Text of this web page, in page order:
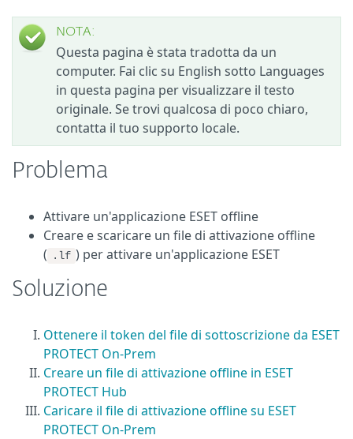
NOTA:
Questa pagina è stata tradotta da un
computer. Fai clic su English sotto Languages
in questa pagina per visualizzare il testo
originale. Se trovi qualcosa di poco chiaro,
contatta il tuo supporto locale.
Problema
Attivare un'applicazione ESET offline
Creare e scaricare un file di attivazione offline
(
.lf ) per attivare un'applicazione ESET
Soluzione
Ottenere il token del file di sottoscrizione da ESET
PROTECT On-Prem
Creare un file di attivazione offline in ESET
PROTECT Hub
Caricare il file di attivazione offline su ESET
PROTECT On-Prem